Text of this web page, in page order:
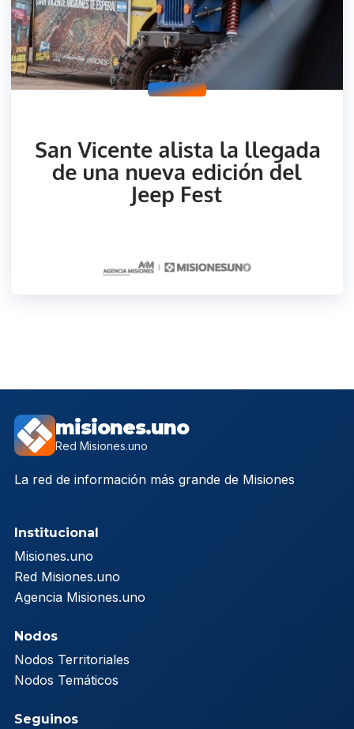
misiones.uno
Red Misiones.uno
La red de información más grande de Misiones
Institucional
Misiones.uno
Red Misiones.uno
Agencia Misiones.uno
Nodos
Nodos Territoriales
Nodos Temáticos
Seguinos